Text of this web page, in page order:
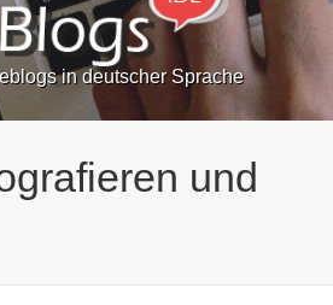
in deutscher Sprache
und